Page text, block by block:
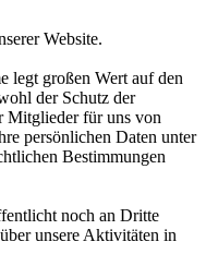
Website.
legt großen Wert auf den
der Schutz der
Mitglieder für uns von
persönlichen Daten unter
Bestimmungen
noch an Dritte
unsere Aktivitäten in